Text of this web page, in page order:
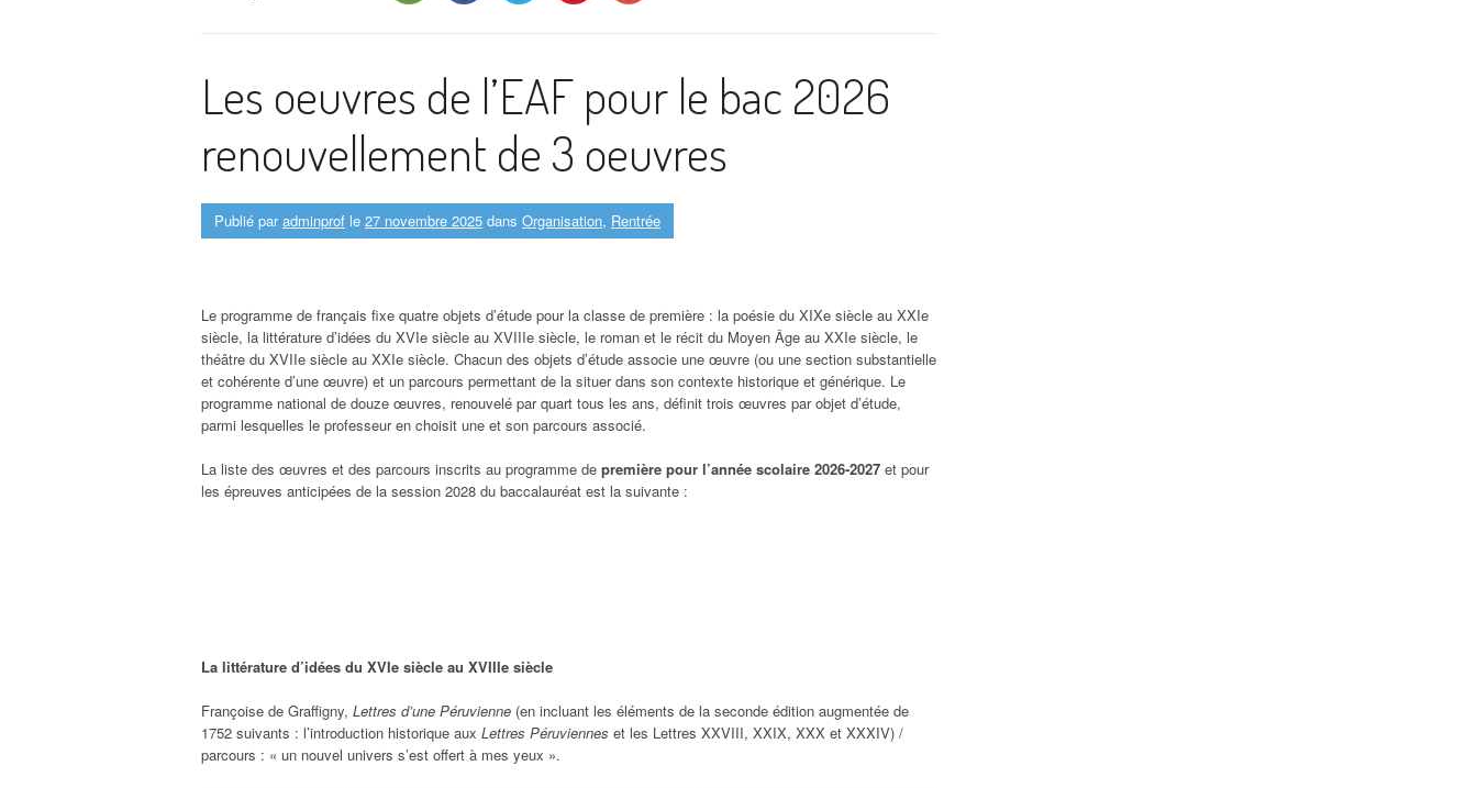
Les oeuvres de l’EAF pour le bac 2026
renouvellement de 3 oeuvres
Publié paradminprof le 27 novembre 2025 dans Organisation, Rentrée
Le programme de français fixe quatre objets d’étude pour la classe de première : la poésie du XIXe siècle au XXIe
siècle, la littérature d’idées du XVIe siècle au XVIIIe siècle, le roman et le récit du Moyen Âge au XXIe siècle, le
théâtre du XVIIe siècle au XXIe siècle. Chacun des objets d’étude associe une œuvre (ou une section substantielle
et cohérente d’une œuvre) et un parcours permettant de la situer dans son contexte historique et générique. Le
programme national de douze œuvres, renouvelé par quart tous les ans, définit trois œuvres par objet d’étude,
parmi lesquelles le professeur en choisit une et son parcours associé.
La liste des œuvres et des parcours inscrits au programme de première pour l’année scolaire 2026‑2027 et pour
les épreuves anticipées de la session 2028 du baccalauréat est la suivante :
La littérature d’idées du XVIe siècle au XVIIIe siècle
Françoise de Graffigny, Lettres d’une Péruvienne (en incluant les éléments de la seconde édition augmentée de
1752 suivants : l’introduction historique aux Lettres Péruviennes et les Lettres XXVIII, XXIX, XXX et XXXIV) /
parcours : « un nouvel univers s’est offert à mes yeux ».